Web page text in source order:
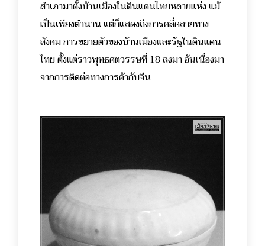
สำเภามาตั้งบ้านเมืองในดินแดนไทยหลายแห่ง แม้
เป็นเพียงตำนาน แต่ก็แสดงถึงการคลี่คลายทาง
สังคม การขยายตัวของบ้านเมืองและรัฐในดินแดน
ไทย ตั้งแต่ราวพุทธศตวรรษที่ 18 ลงมา อันเนื่องมา
จากการติดต่อทางการค้ากับจีน